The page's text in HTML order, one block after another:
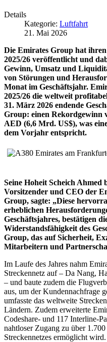
Details
Kategorie: Luftfahrt
21. Mai 2026
Die Emirates Group hat
2025/26 veröffentlicht und
Gewinn, Umsatz und
von Störungen und
Monat im Geschäftsjahr.
2025/26 die weltweit
31. März 2026 endende
Group: einen Rekordgewinn
AED (6,6 Mrd. US$), was
dem Vorjahr entspricht.
Seine Hoheit Scheich Ahmed
Vorsitzender und CEO der
Group, sagte: „Diese
erheblichen
Geschäftsjahres, bestätigen
Widerstandsfähigkeit des
Group, das auf Sicherheit,
Mitarbeitern und
Im Laufe des Jahres nahm
Streckennetz auf – Da Nang,
– und baute zudem die
aus, um der Kundennachfrage
umfasste das weltweite
Ländern. Zudem erweiterte
Codeshare- und 117 Interline-
nahtloser Zugang zu über 1.700
Streckennetzes ermöglicht wird.